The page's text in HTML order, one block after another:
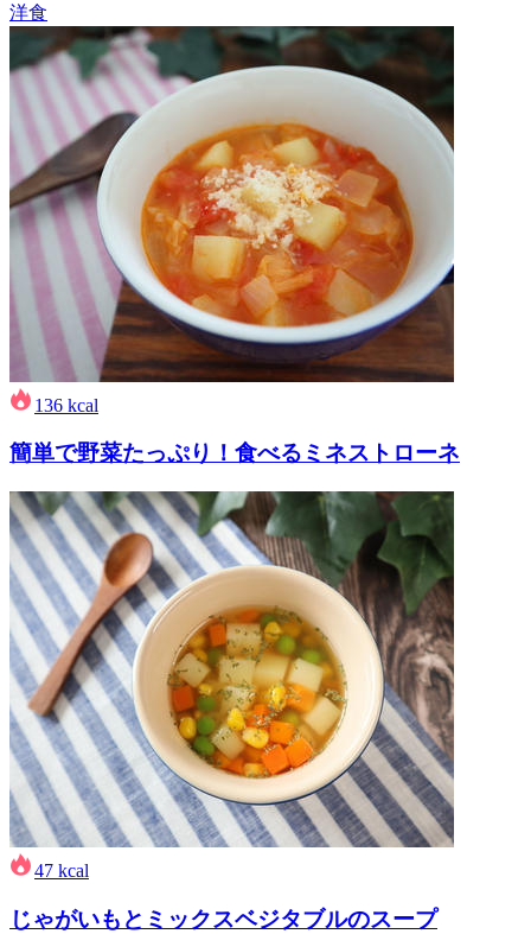
洋食
136 kcal
簡単で野菜たっぷり！食べるミネストローネ
47 kcal
じゃがいもとミックスベジタブルのスープ